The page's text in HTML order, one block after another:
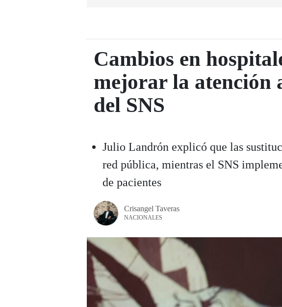
Cambios en
mejorar la atención
del SNS
Julio Landrón explicó que las
red pública, mientras el SNS
de pacientes
Crisangel Taveras
NACIONALES